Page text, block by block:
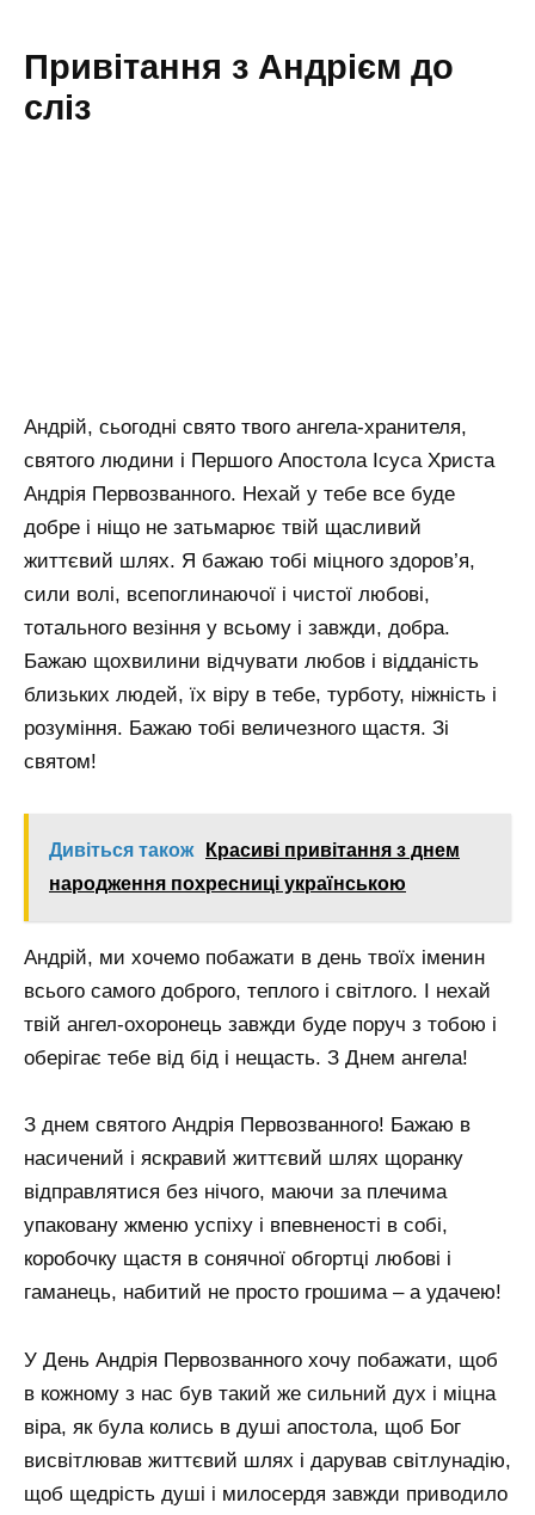
Привітання з Андрієм до
сліз
Андрій, сьогодні свято твого ангела-хранителя,
святого людини і Першого Апостола Ісуса Христа
Андрія Первозванного. Нехай у тебе все буде
добре і ніщо не затьмарює твій щасливий
життєвий шлях. Я бажаю тобі міцного здоров’я,
сили волі, всепоглинаючої і чистої любові,
тотального везіння у всьому і завжди, добра.
Бажаю щохвилини відчувати любов і відданість
близьких людей, їх віру в тебе, турботу, ніжність і
розуміння. Бажаю тобі величезного щастя. Зі
святом!
Дивіться також
Красиві привітання з днем
народження похресниці українською
Андрій, ми хочемо побажати в день твоїх іменин
всього самого доброго, теплого і світлого. І нехай
твій ангел-охоронець завжди буде поруч з тобою і
оберігає тебе від бід і нещасть. З Днем ангела!
З днем ​​святого Андрія Первозванного! Бажаю в
насичений і яскравий життєвий шлях щоранку
відправлятися без нічого, маючи за плечима
упаковану жменю успіху і впевненості в собі,
коробочку щастя в сонячної обгортці любові і
гаманець, набитий не просто грошима – а удачею!
У День Андрія Первозванного хочу побажати, щоб
в кожному з нас був такий же сильний дух і міцна
віра, як була колись в душі апостола, щоб Бог
висвітлював життєвий шлях і дарував світлунадію,
щоб щедрість душі і милосердя завжди приводило